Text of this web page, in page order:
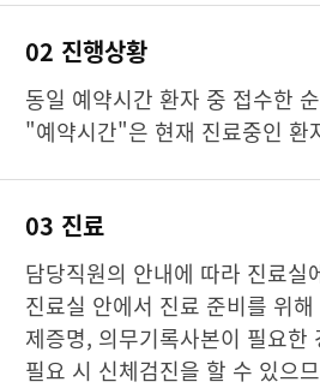
02 진행상황
동일 예약시간 환자 중 접수한
"예약시간"은 현재 진료중인 환
03 진료
담당직원의 안내에 따라 진료
진료실 안에서 진료 준비를 위
제증명, 의무기록사본이 필요
필요 시 신체검진을 할 수 있으